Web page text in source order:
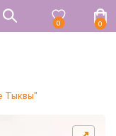
0 0
Тыквы"